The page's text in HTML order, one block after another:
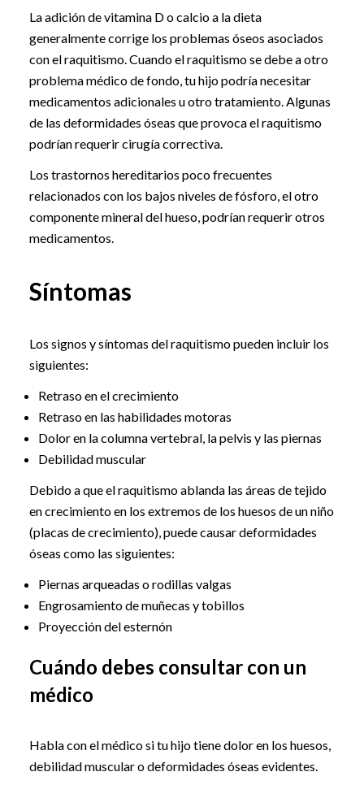
La adición de vitamina D o calcio a la dieta
generalmente corrige los problemas óseos asociados
con el raquitismo. Cuando el raquitismo se debe a otro
problema médico de fondo, tu hijo podría necesitar
medicamentos adicionales u otro tratamiento. Algunas
de las deformidades óseas que provoca el raquitismo
podrían requerir cirugía correctiva.
Los trastornos hereditarios poco frecuentes
relacionados con los bajos niveles de fósforo, el otro
componente mineral del hueso, podrían requerir otros
medicamentos.
Síntomas
Los signos y síntomas del raquitismo pueden incluir los
siguientes:
Retraso en el crecimiento
Retraso en las habilidades motoras
Dolor en la columna vertebral, la pelvis y las piernas
Debilidad muscular
Debido a que el raquitismo ablanda las áreas de tejido
en crecimiento en los extremos de los huesos de un niño
(placas de crecimiento), puede causar deformidades
óseas como las siguientes:
Piernas arqueadas o rodillas valgas
Engrosamiento de muñecas y tobillos
Proyección del esternón
Cuándo debes consultar con un
médico
Habla con el médico si tu hijo tiene dolor en los huesos,
debilidad muscular o deformidades óseas evidentes.